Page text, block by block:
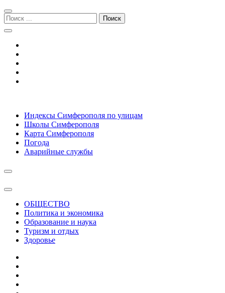
Перейти
к
навигации
Перейти
к
содержимому
Поиск:
Симферополь городской сайт
Индексы Симферополя по улицам
Школы Симферополя
Карта Симферополя
Погода
Аварийные службы
ОБЩЕСТВО
Политика и экономика
Образование и наука
Туризм и отдых
Здоровье